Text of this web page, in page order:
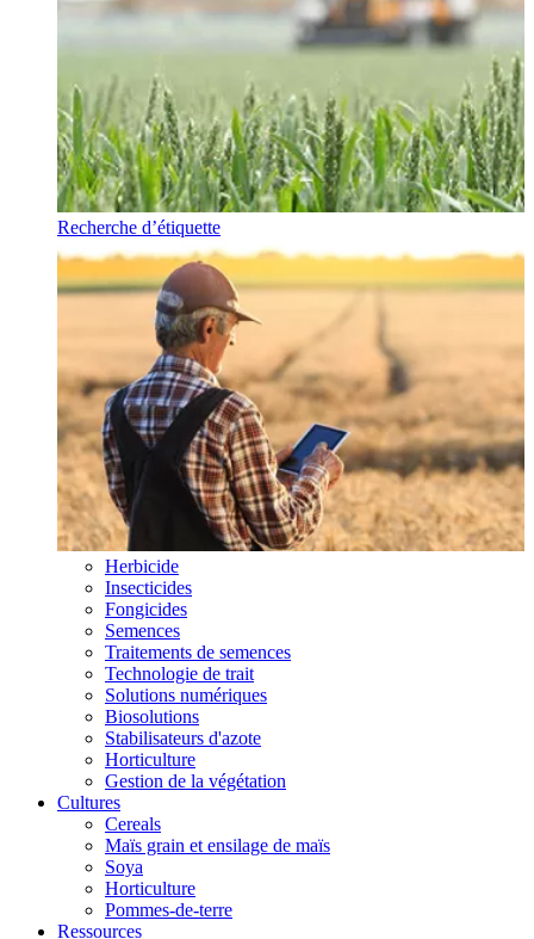
Recherche d’étiquette
Herbicide
Insecticides
Fongicides
Semences
Traitements de semences
Technologie de trait
Solutions numériques
Biosolutions
Stabilisateurs d'azote
Horticulture
Gestion de la végétation
Cultures
Cereals
Maïs grain et ensilage de maïs
Soya
Horticulture
Pommes-de-terre
Ressources